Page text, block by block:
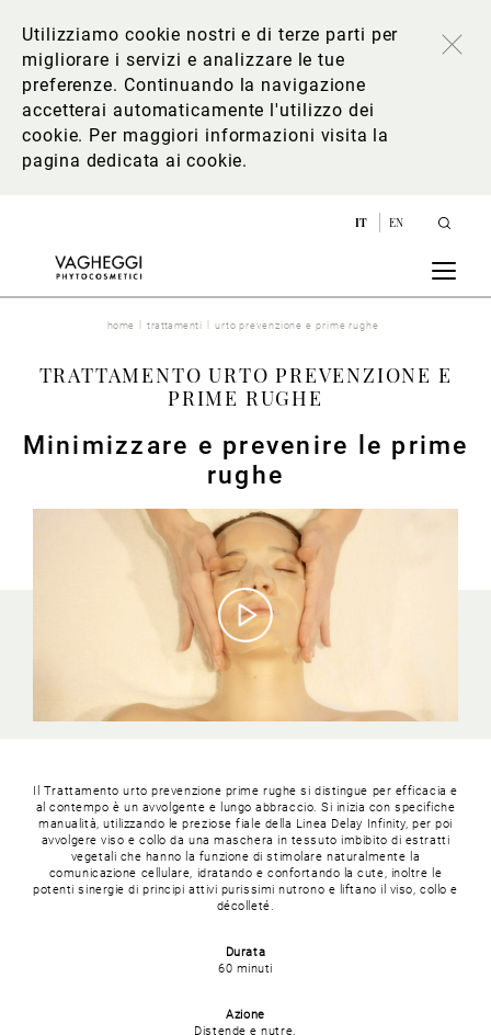
Utilizziamo cookie nostri e di terze parti per
migliorare i servizi e analizzare le tue
preferenze. Continuando la navigazione
accetterai automaticamente l'utilizzo dei
cookie. Per maggiori informazioni visita la
pagina dedicata ai cookie.
IT EN
home trattamenti urto prevenzione e prime rughe
TRATTAMENTO URTO PREVENZIONE E
PRIME RUGHE
Minimizzare e prevenire le prime
rughe
Il Trattamento urto prevenzione prime rughe si distingue per efficacia e
al contempo è un avvolgente e lungo abbraccio. Si inizia con specifiche
manualità, utilizzando le preziose fiale della Linea Delay Infinity, per poi
avvolgere viso e collo da una maschera in tessuto imbibito di estratti
vegetali che hanno la funzione di stimolare naturalmente la
comunicazione cellulare, idratando e confortando la cute, inoltre le
potenti sinergie di principi attivi purissimi nutrono e liftano il viso, collo e
décolleté.
Durata
60 minuti
Azione
Distende e nutre.